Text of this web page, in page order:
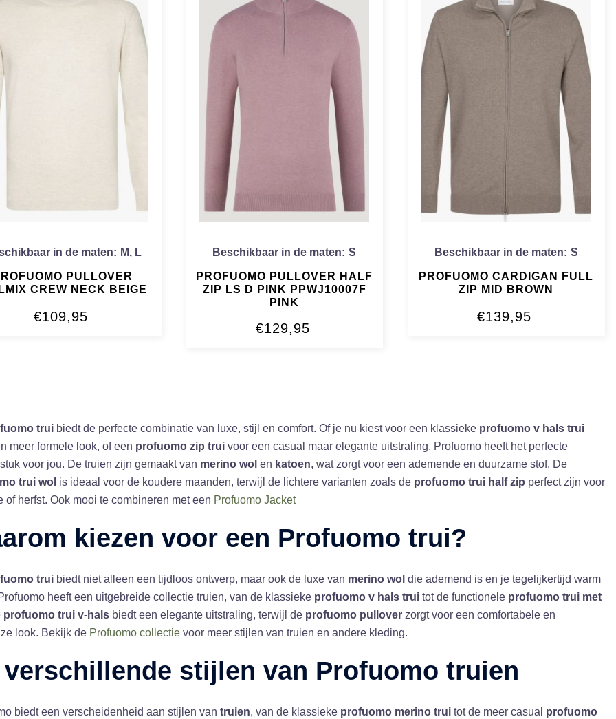
in de maten: M, L
PULLOVER
CREW NECK BEIGE
€109,95
Beschikbaar in de maten: S
PROFUOMO PULLOVER HALF
ZIP LS D PINK PPWJ10007F
PINK
€129,95
Beschikbaar in de maten: S
PROFUOMO CARDIGAN FULL
ZIP MID BROWN
€139,95
trui biedt de perfecte combinatie van luxe, stijl en comfort. Of je nu kiest voor een klassieke profuomo v hals trui
meer formele look, of een profuomo zip trui voor een casual maar elegante uitstraling, Profuomo heeft het perfecte
voor jou. De truien zijn gemaakt van merino wol en katoen, wat zorgt voor een ademende en duurzame stof. De
trui wol is ideaal voor de koudere maanden, terwijl de lichtere varianten zoals de profuomo trui half zip perfect zijn voor
of herfst. Ook mooi te combineren met een Profuomo Jacket
kiezen voor een Profuomo trui?
trui biedt niet alleen een tijdloos ontwerp, maar ook de luxe van merino wol die ademend is en je tegelijkertijd warm
heeft een uitgebreide collectie truien, van de klassieke profuomo v hals trui tot de functionele profuomo trui met
profuomo trui v-hals biedt een elegante uitstraling, terwijl de profuomo pullover zorgt voor een comfortabele en
look. Bekijk de Profuomo collectie voor meer stijlen van truien en andere kleding.
verschillende stijlen van Profuomo truien
biedt een verscheidenheid aan stijlen van truien, van de klassieke profuomo merino trui tot de meer casual profuomo